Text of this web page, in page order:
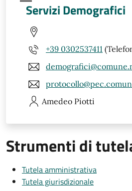
Servizi Demografici
+39 0302537411
Amedeo Piotti
Strumenti di
Tutela amministrativa
Tutela giurisdizionale